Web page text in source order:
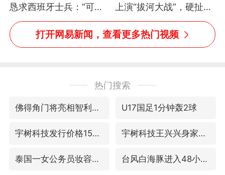
恳求西班牙士兵：“可不
可以不要把我遣返回国”
上演“拔河大战”，硬扯加
铁棒敲打方才挣脱
打开网易新闻，查看更多热门视频
热门搜索
佛得角门将亮相智利俱乐部主场 U17国足1分钟轰2球
宇树科技发行价格150.80元/股 宇树科技王兴兴身家有望超200亿元
泰国一女公务员妆容引争议 本人回应 台风白海豚进入48小时警戒线